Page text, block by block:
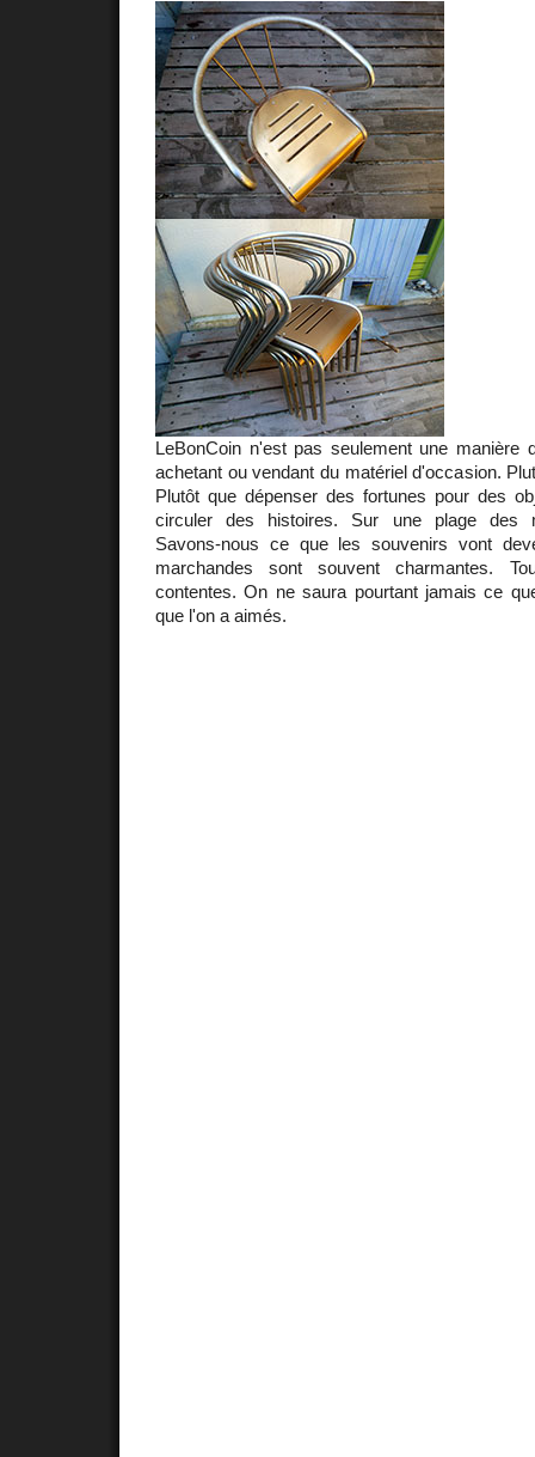
LeBonCoin n'est pas seulement une manière
achetant ou vendant du matériel d'occasion.
Plutôt que dépenser des fortunes pour des
circuler des histoires. Sur une plage des
Savons-nous ce que les souvenirs vont
marchandes sont souvent charmantes.
contentes. On ne saura pourtant jamais ce
que l'on a aimés.